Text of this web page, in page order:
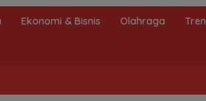
Ekonomi & Bisnis Olahraga